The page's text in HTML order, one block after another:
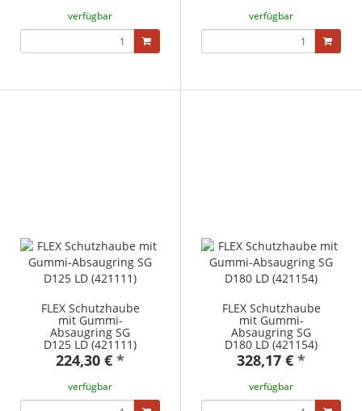
verfügbar verfügbar
FLEX Schutzhaube
mit Gummi-
Absaugring SG
D125 LD (421111)
224,30 € *
verfügbar
FLEX Schutzhaube
mit Gummi-
Absaugring SG
D180 LD (421154)
328,17 € *
verfügbar